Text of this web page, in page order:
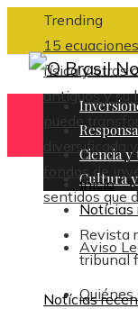
Trending
15
física y otras
antiguos y su
puede
diversificada
fondos de
sentidos que
Aviso
Quiénes
Ciencia
Cultura
Inicio
Notícias
Revista
tribunal
Notícias